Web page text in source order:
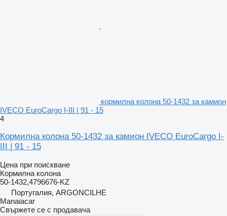
кормилна колона 50-1432 за камион
IVECO EuroCargo I-III | 91 - 15
4
Кормилна колона 50-1432 за камион IVECO EuroCargo I-
III | 91 - 15
Цена при поискване
Кормилна колона
50-1432,4796676-KZ
Португалия, ARGONCILHE
Manaiacar
Свържете се с продавача